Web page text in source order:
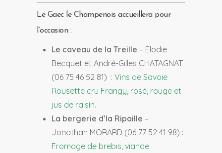
Le Gaec le Champenois accueillera pour
l’occasion :
Le caveau de la Treille – Elodie
Becquet et André-Gilles CHATAGNAT
(06 75 46 52 81) : Vins de Savoie
Rousette cru Frangy, rosé, rouge et
jus de raisin.
La bergerie d’la Ripaille –
Jonathan MORARD (06 77 52 41 98) :
Fromage de brebis, viande